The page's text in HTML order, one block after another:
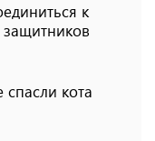
к
защитников
кота